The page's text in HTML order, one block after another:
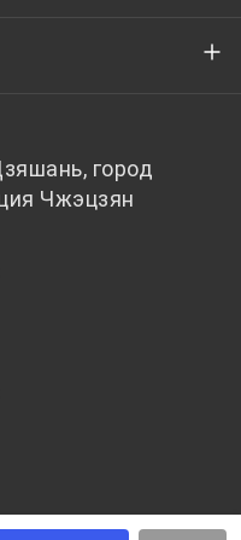
город
Чжэцзян